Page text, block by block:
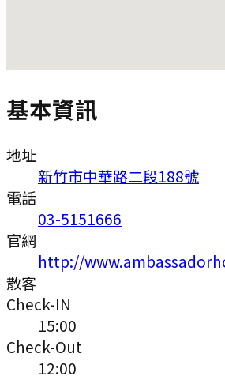
基本資訊
地址
新竹市中華路二段188號
電話
03-5151666
官網
http://
散客
Check-IN
15:00
Check-Out
12:00